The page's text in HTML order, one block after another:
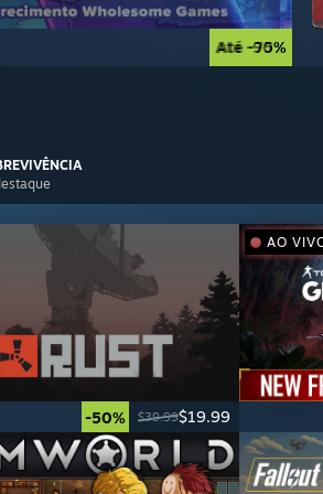
Até -90%
Até -75%
-50% $39.99$19.99
AO